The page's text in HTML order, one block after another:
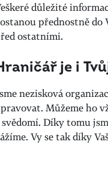
důležité
přednostně do
ostatními.
je i
nezisková
Můžeme ho
svědomí. Díky tomu
Vy se tak díky